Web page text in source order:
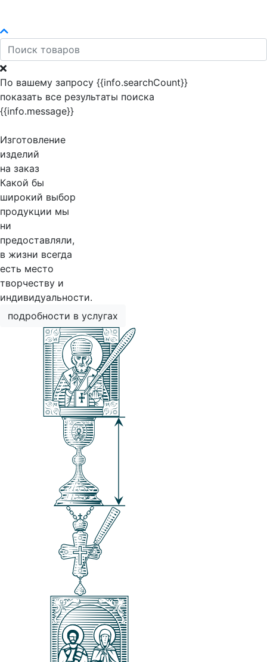
По вашему запросу {{info.searchCount}}
показать все результаты поиска
{{info.message}}
Изготовление
изделий
на заказ
Какой бы
широкий выбор
продукции мы
ни
предоставляли,
в жизни всегда
есть место
творчеству и
индивидуальности.
подробности в услугах